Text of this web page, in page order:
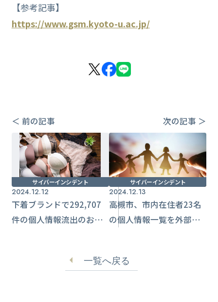
【参考記事】
https://www.gsm.kyoto-u.ac.jp/
＜ 前の記事 次の記事 ＞
サイバーインシデント
2024.12.12
下着ブランドで292,707
件の個人情報流出のおそ
サイバーインシデント
2024.12.13
高槻市、市内在住者23名
の個人情報一覧を外部へ
一覧へ戻る